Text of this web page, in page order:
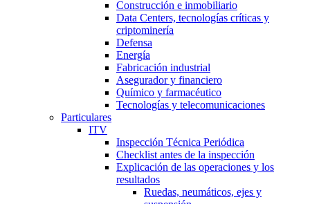
Construcción e inmobiliario
Data Centers, tecnologías críticas y
criptominería
Defensa
Energía
Fabricación industrial
Asegurador y financiero
Químico y farmacéutico
Tecnologías y telecomunicaciones
Particulares
ITV
Inspección Técnica Periódica
Checklist antes de la inspección
Explicación de las operaciones y los
resultados
Ruedas, neumáticos, ejes y